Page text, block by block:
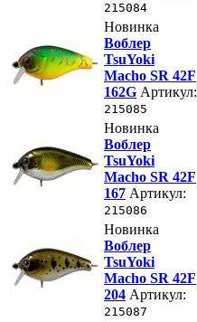
215084
Новинка
Воблер
TsuYoki
Macho SR 42F
162G Артикул:
215085
Новинка
Воблер
TsuYoki
Macho SR 42F
167 Артикул:
215086
Новинка
Воблер
TsuYoki
Macho SR 42F
204 Артикул:
215087